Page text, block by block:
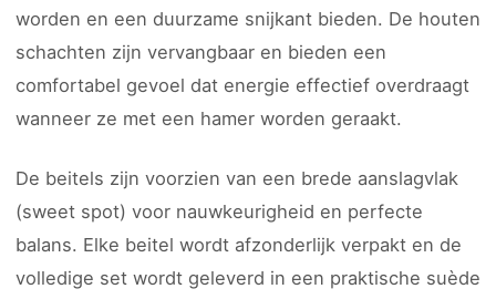
worden en een duurzame snijkant bieden. De houten
schachten zijn vervangbaar en bieden een
comfortabel gevoel dat energie effectief overdraagt
wanneer ze met een hamer worden geraakt.
De beitels zijn voorzien van een brede aanslagvlak
(sweet spot) voor nauwkeurigheid en perfecte
balans. Elke beitel wordt afzonderlijk verpakt en de
volledige set wordt geleverd in een praktische suède